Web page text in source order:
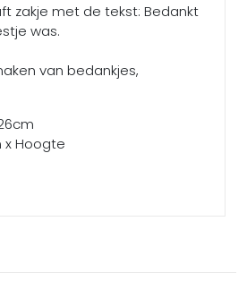
zakje met de tekst: Bedankt
was.
van bedankjes,
x Hoogte